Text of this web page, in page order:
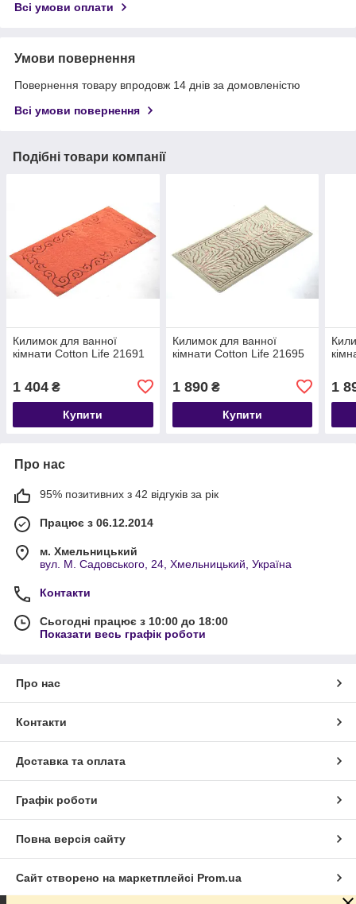
Всі умови оплати
Умови повернення
Повернення товару впродовж 14 днів за домовленістю
Всі умови повернення
Подібні товари компанії
Килимок для ванної
кімнати Cotton Life 21691
1 404 ₴
Купити
Килимок для ванної
кімнати Cotton Life 21695
1 890₴
Купити
1
Про нас
95% позитивних з 42 відгуків за рік
Працює з 06.12.2014
м. Хмельницький
вул. М. Садовського, 24, Хмельницький, Україна
Контакти
Сьогодні працює з 10:00 до 18:00
Показати весь графік роботи
Про нас
Контакти
Доставка та оплата
Графік роботи
Повна версія сайту
Сайт створено на маркетплейсі Prom.ua